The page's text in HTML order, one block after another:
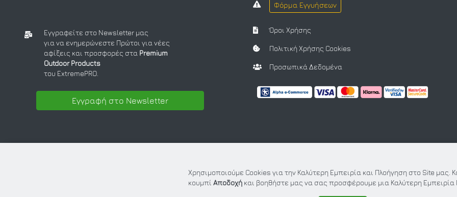
Χρησιμοποιούμε Cookies για την Καλύτερη Εμπειρία και Πλοήγηση στο Site μας.
κουμπί Αποδοχή και βοηθήστε μας να σας προσφέρουμε μια Καλύτερη Εμπειρία
Εγγραφείτε στο Newsletter μας
για να ενημερώνεστε Πρώτοι για νέες
αφίξεις και προσφορές στα Premium
Outdoor Products
του ExtremePRO.
Εγγραφή στο Newsletter
Φόρμα Εγγυήσεων
Όροι Χρήσης
Πολιτική Χρήσης Cookies
Προσωπικά Δεδομένα